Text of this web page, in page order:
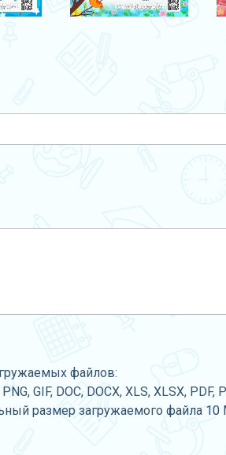
файлов:
GIF, DOC, DOCX, XLS, XLSX, PDF,
размер загружаемого файла 10